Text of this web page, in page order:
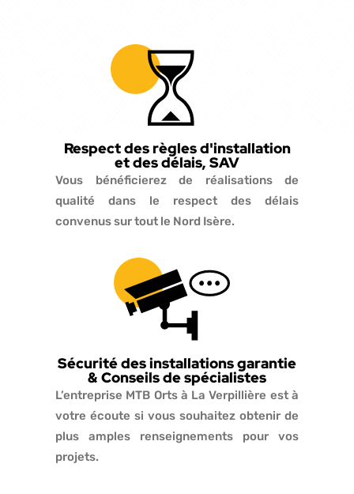
Respect des règles d'installation
et des délais, SAV
Vous bénéficierez de réalisations de
qualité dans le respect des délais
convenus sur tout le Nord Isère.
Sécurité des installations garantie
& Conseils de spécialistes
L’entreprise MTB Orts à La Verpillière est à
votre écoute si vous souhaitez obtenir de
plus amples renseignements pour vos
projets.